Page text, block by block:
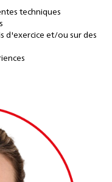
techniques
d'exercice et/ou sur des